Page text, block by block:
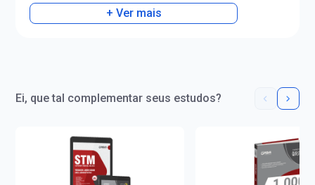
+ Ver mais
Ei, que tal complementar seus estudos?